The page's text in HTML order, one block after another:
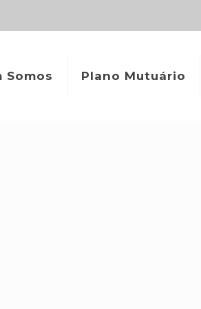
Somos Plano Mutuário